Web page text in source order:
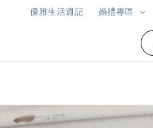
優雅生活週記 婚禮專區